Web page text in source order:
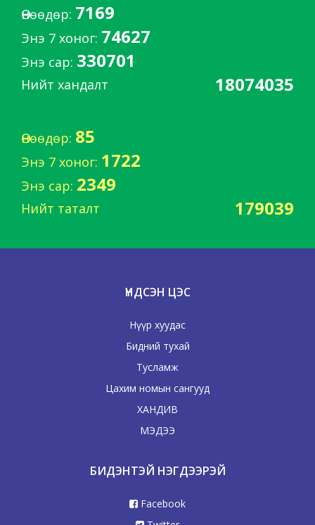
Өнөөдөр: 7169
Энэ 7 хоног: 74627
Энэ сар: 330701
Нийт хандалт 18074035
Өнөөдөр: 85
Энэ 7 хоног: 1722
Энэ сар: 2349
Нийт таталт 179039
ҮНДСЭН ЦЭС
Нүүр хуудас
Бидний тухай
Тусламж
Цахим номын сангууд
ХАНДИВ
МЭДЭЭ
БИДЭНТЭЙ НЭГДЭЭРЭЙ
Facebook